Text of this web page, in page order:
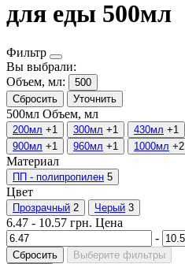
для еды 500мл
Фильтр
Вы выбрали:
Объем, мл:
500
Сбросить
Уточнить
500мл Объем, мл
200мл +1 300мл +1 430мл +1
900мл +1 960мл +1 1000мл +2
Материал
ПП - полипропилен 5
Цвет
Прозрачный 2 Черый 3
6.47 - 10.57 грн. Цена
-
Сбросить
Выберите фильтры